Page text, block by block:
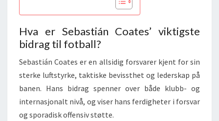
Hva er Sebastián Coates’ viktigste
bidrag til fotball?
Sebastián Coates er en allsidig forsvarer kjent for sin
sterke luftstyrke, taktiske bevissthet og lederskap på
banen. Hans bidrag spenner over både klubb- og
internasjonalt nivå, og viser hans ferdigheter i forsvar
og sporadisk offensiv støtte.